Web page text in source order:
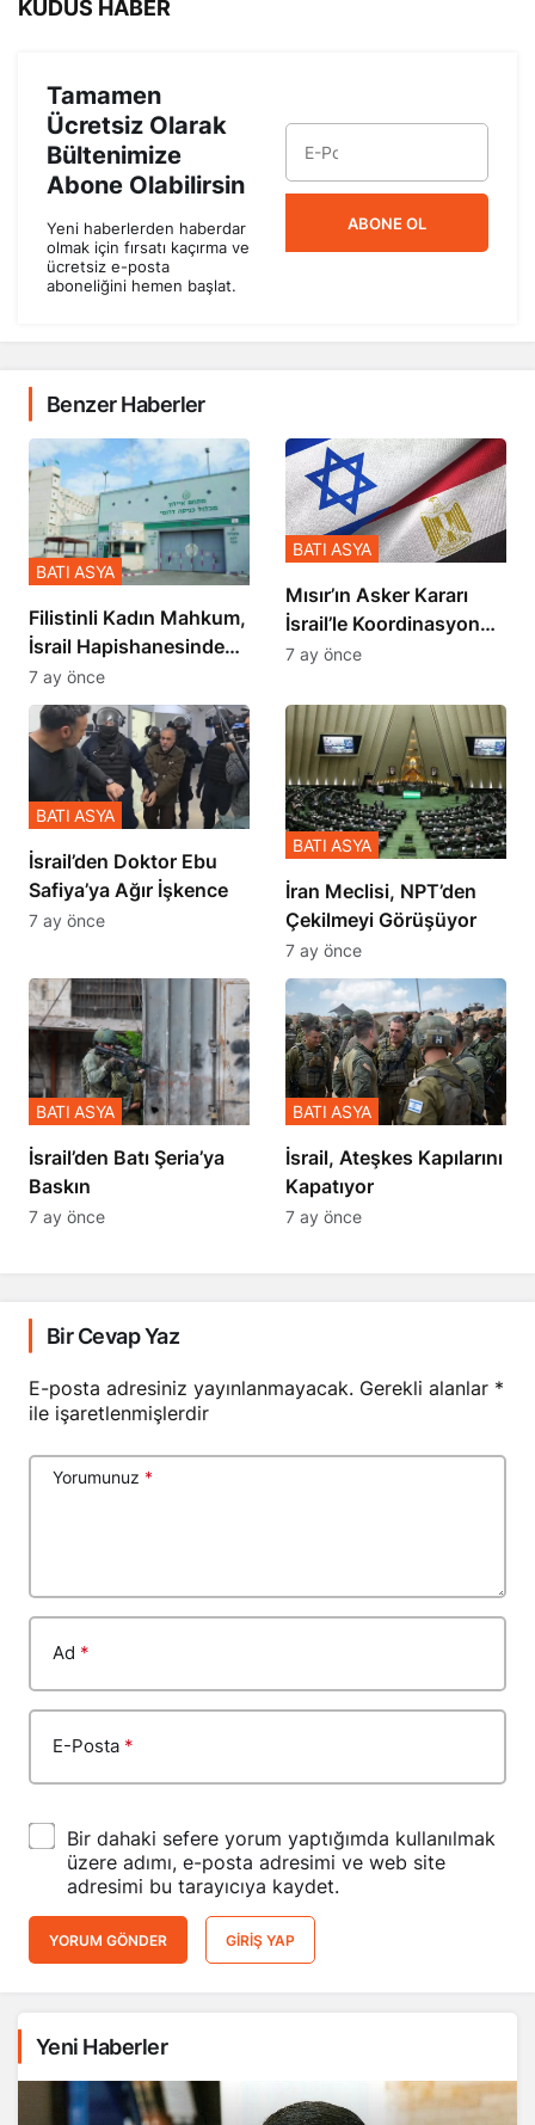
KUDÜS HABER
Tamamen
Ücretsiz Olarak
Bültenimize
Abone Olabilirsin
Yeni haberlerden haberdar
olmak için fırsatı kaçırma ve
ücretsiz e-posta
aboneliğini hemen başlat.
ABONE OL
Benzer Haberler
Filistinli Kadın Mahkum,
İsrail Hapishanesindeki
Zulmü Anlattı
BATI ASYA
7 ay önce
Mısır’ın Asker Kararı
İsrail’le Koordinasyon
İçinde Gerçekleşmiş
BATI ASYA
7 ay önce
İsrail’den Doktor Ebu
Safiya’ya Ağır İşkence
BATI ASYA
7 ay önce
İran Meclisi, NPT’den
Çekilmeyi Görüşüyor
BATI ASYA
7 ay önce
​​​​​​​İsrail’den Batı Şeria’ya
Baskın
BATI ASYA
7 ay önce
İsrail, Ateşkes Kapılarını
Kapatıyor
BATI ASYA
7 ay önce
Bir Cevap Yaz
E-posta adresiniz yayınlanmayacak. Gerekli alanlar *
ile işaretlenmişlerdir
Yorumunuz *
Ad *
E-Posta *
Bir dahaki sefere yorum yaptığımda kullanılmak
üzere adımı, e-posta adresimi ve web site
adresimi bu tarayıcıya kaydet.
YORUM GÖNDER GIRIŞ YAP
Yeni Haberler